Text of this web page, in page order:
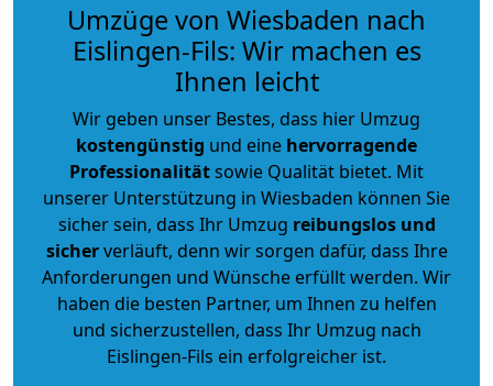
Umzüge von Wiesbaden nach
Eislingen-Fils: Wir machen es
Ihnen leicht
Wir geben unser Bestes, dass hier Umzug
kostengünstig und eine hervorragende
Professionalitätsowie Qualität bietet. Mit
unserer Unterstützung in Wiesbaden können Sie
sicher sein, dass Ihr Umzug reibungslos und
sicherverläuft, denn wir sorgen dafür, dass Ihre
Anforderungen und Wünsche erfüllt werden. Wir
haben die besten Partner, um Ihnen zu helfen
und sicherzustellen, dass Ihr Umzug nach
Eislingen-Fils ein erfolgreicher ist.